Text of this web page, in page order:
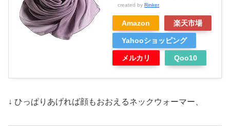
created by Rinker
Amazon 楽天市場
Yahooショッピング
メルカリ Qoo10
↓ ひっぱりあげれば顔もおおえるネックウォーマー、